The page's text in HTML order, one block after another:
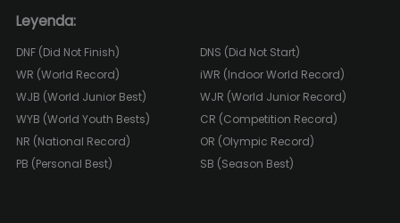
Leyenda:
DNF (Did Not Finish)
DNS (Did Not Start)
WR (World Record)
iWR (Indoor World Record)
WJB (World Junior Best)
WJR (World Junior Record)
WYB (World Youth Bests)
CR (Competition Record)
NR (National Record)
OR (Olympic Record)
PB (Personal Best)
SB (Season Best)